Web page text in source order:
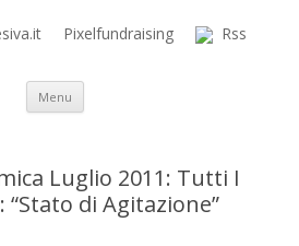
Blog
intensiva
Pixelfundraising Rss
Menu Vai al contenuto
Luglio 2011: Tutti I
“Stato di Agitazione”